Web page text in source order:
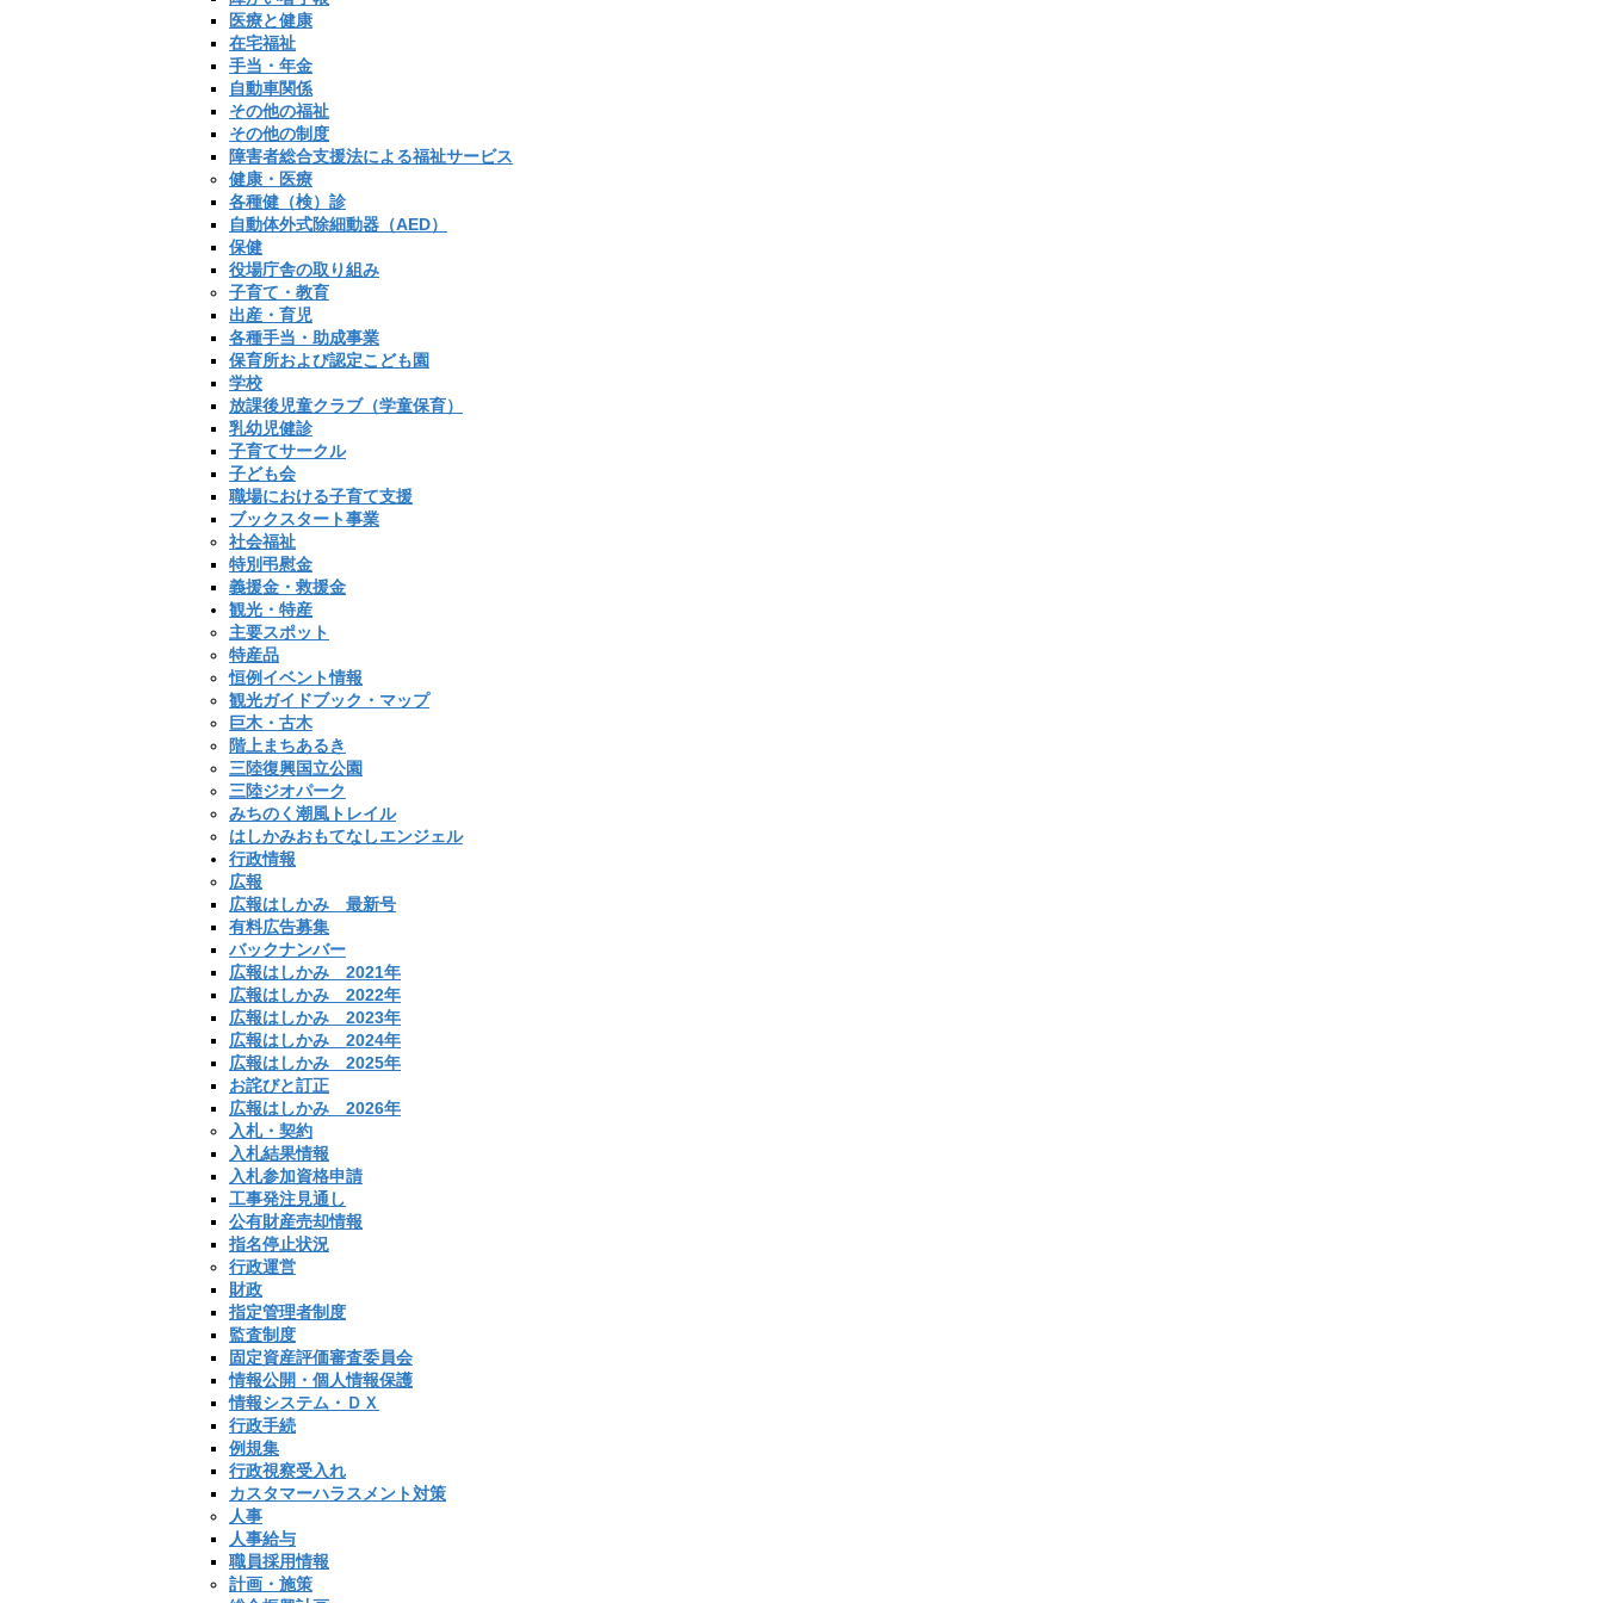
医療と健康
在宅福祉
手当・年金
自動車関係
その他の福祉
その他の制度
障害者総合支援法による福祉サービス
健康・医療
各種健（検）診
自動体外式除細動器（AED）
保健
役場庁舎の取り組み
子育て・教育
出産・育児
各種手当・助成事業
保育所および認定こども園
学校
放課後児童クラブ（学童保育）
乳幼児健診
子育てサークル
子ども会
職場における子育て支援
ブックスタート事業
社会福祉
特別弔慰金
義援金・救援金
観光・特産
主要スポット
特産品
恒例イベント情報
観光ガイドブック・マップ
巨木・古木
階上まちあるき
三陸復興国立公園
三陸ジオパーク
みちのく潮風トレイル
はしかみおもてなしエンジェル
行政情報
広報
広報はしかみ 最新号
有料広告募集
バックナンバー
広報はしかみ 2021年
広報はしかみ 2022年
広報はしかみ 2023年
広報はしかみ 2024年
広報はしかみ 2025年
お詫びと訂正
広報はしかみ 2026年
入札・契約
入札結果情報
入札参加資格申請
工事発注見通し
公有財産売却情報
指名停止状況
行政運営
財政
指定管理者制度
監査制度
固定資産評価審査委員会
情報公開・個人情報保護
情報システム・ＤＸ
行政手続
例規集
行政視察受入れ
カスタマーハラスメント対策
人事
人事給与
職員採用情報
計画・施策